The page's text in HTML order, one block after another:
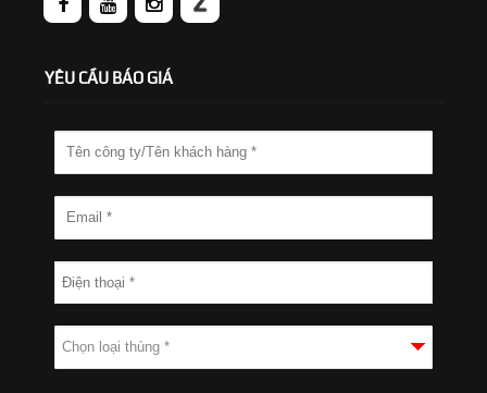
YÊU CẦU BÁO GIÁ